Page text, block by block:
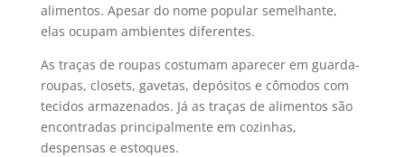
alimentos. Apesar do nome popular semelhante,
elas ocupam ambientes diferentes.
As traças de roupas costumam aparecer em guarda-
roupas, closets, gavetas, depósitos e cômodos com
tecidos armazenados. Já as traças de alimentos são
encontradas principalmente em cozinhas,
despensas e estoques.